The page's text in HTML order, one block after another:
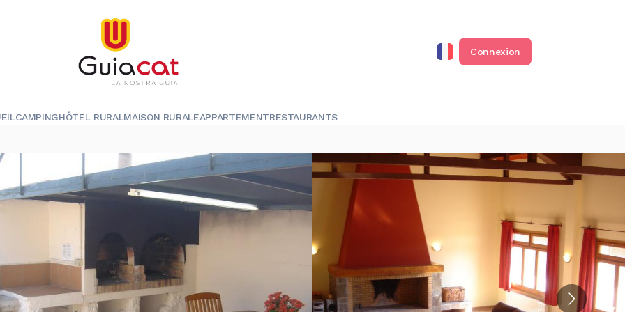
Connexion
CAMPINGHÔTEL RURALMAISON RURALEAPPARTEMENTRESTAURANTS